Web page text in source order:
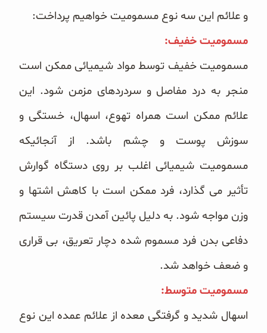
و علائم این سه نوع مسمومیت خواهیم پرداخت:
مسمومیت خفیف:
مسمومیت خفیف توسط مواد شیمیائی ممکن است
منجر به درد مفاصل و سردردهای مزمن شود. این
علائم ممکن است همراه تهوع، اسهال، خستگی و
سوزش پوست و چشم باشد. از آنجائیکه
مسمومیت شیمیائی اغلب بر روی دستگاه گوارش
تأثیر می گذارد، فرد ممکن است با کاهش اشتها و
وزن مواجه شود. به دلیل پائین آمدن قدرت سیستم
دفاعی بدن فرد مسموم شده دچار تعریق، بی قراری
و ضعف خواهد شد.
مسمومیت متوسط:
اسهال شدید و گرفتگی معده از علائم عمده این نوع